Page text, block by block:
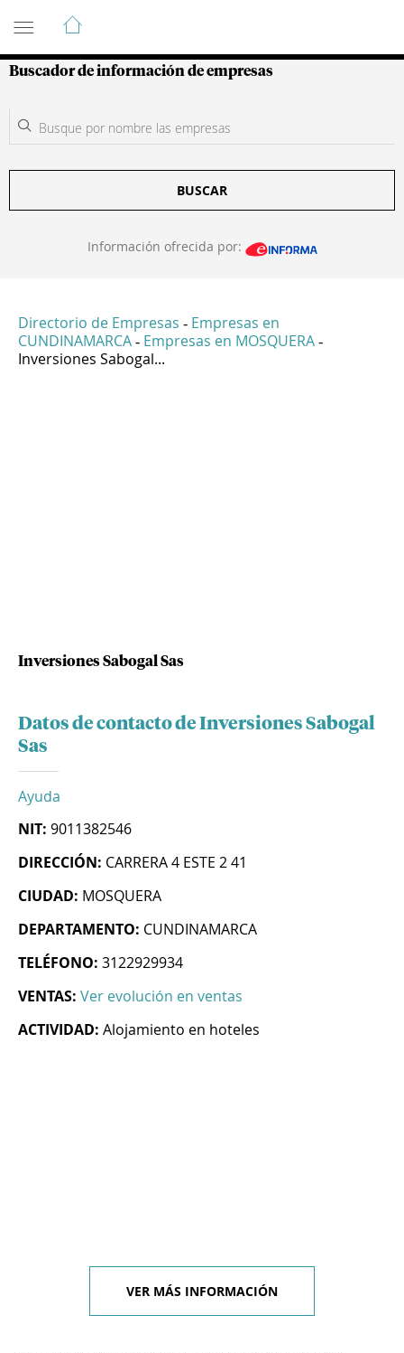
Guía de Empresas Colombianas
Buscador de información de empresas
BUSCAR
Información ofrecida por:
Directorio de Empresas - Empresas en
CUNDINAMARCA - Empresas en MOSQUERA -
Inversiones Sabogal...
Inversiones Sabogal Sas
Datos de contacto de Inversiones Sabogal
Sas
Ayuda
NIT: 9011382546
DIRECCIÓN: CARRERA 4 ESTE 2 41
CIUDAD: MOSQUERA
DEPARTAMENTO: CUNDINAMARCA
TELÉFONO: 3122929934
VENTAS: Ver evolución en ventas
ACTIVIDAD: Alojamiento en hoteles
VER MÁS INFORMACIÓN